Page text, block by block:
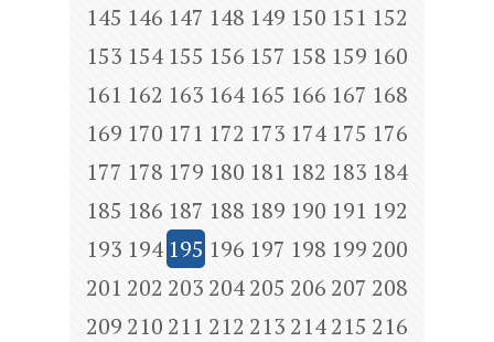
145 146 147 148 149 150 151 152
153 154 155 156 157 158 159 160
161 162 163 164 165 166 167 168
169 170 171 172 173 174 175 176
177 178 179 180 181 182 183 184
185 186 187 188 189 190 191 192
193 194 195 196 197 198 199 200
201 202 203 204205 206 207 208
209 210 211 212 213 214215 216